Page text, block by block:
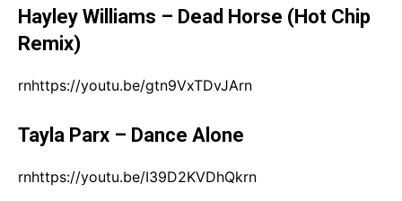
Hayley Williams – Dead Horse (Hot Chip
Remix)
rnhttps://youtu.be/gtn9VxTDvJArn
Tayla Parx – Dance Alone
rnhttps://youtu.be/I39D2KVDhQkrn